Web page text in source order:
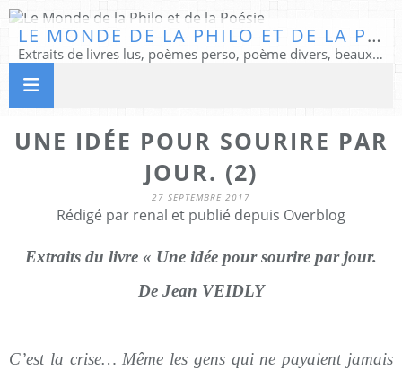
LE MONDE DE LA PHILO ET DE LA POÉSIE
Extraits de livres lus, poèmes perso, poème divers, beaux textes...
UNE IDÉE POUR SOURIRE PAR
JOUR. (2)
27 SEPTEMBRE 2017
Rédigé par renal et publié depuis Overblog
Extraits du livre « Une idée pour sourire par jour.
De Jean VEIDLY
C’est la crise… Même les gens qui ne payaient jamais